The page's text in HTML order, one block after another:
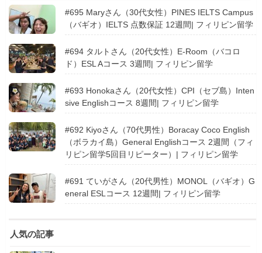
#695 Maryさん（30代女性）PINES IELTS Campus
（バギオ）IELTS 点数保証 12週間| フィリピン留学
#694 タルトさん（20代女性）E-Room（バコロ
ド）ESL Aコース 3週間| フィリピン留学
#693 Honokaさん（20代女性）CPI（セブ島）Inten
sive Englishコース 8週間| フィリピン留学
#692 Kiyoさん（70代男性）Boracay Coco English
（ボラカイ島）General Englishコース 2週間（フィ
リピン留学5回目リピーター）| フィリピン留学
#691 ていがさん（20代男性）MONOL（バギオ）G
eneral ESLコース 12週間| フィリピン留学
人気の記事